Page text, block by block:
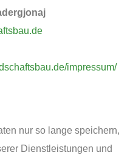
impressum/
nur so lange speichern,
Dienstleistungen und